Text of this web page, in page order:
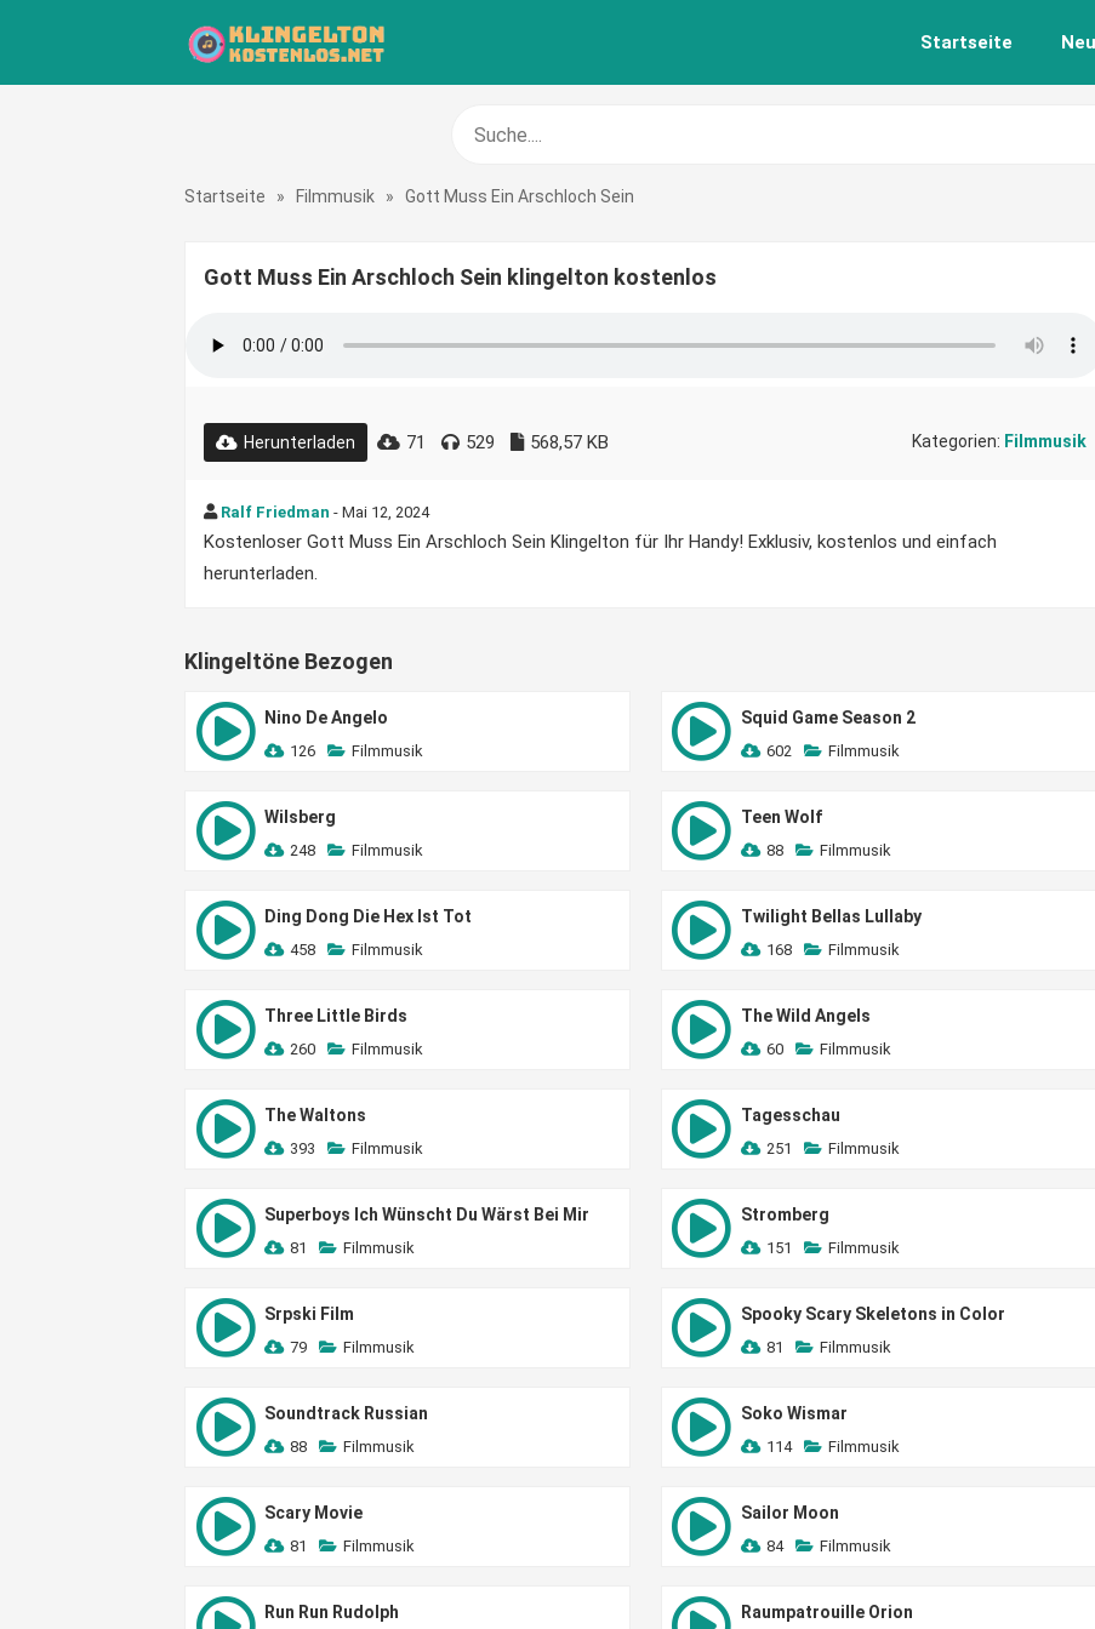
Startseite
Startseite » Filmmusik » Gott Muss Ein Arschloch Sein
Gott Muss Ein Arschloch Sein klingelton kostenlos
Herunterladen 71 529 568,57 KB Kategorien: Filmmusik
Ralf Friedman - Mai 12, 2024
Kostenloser Gott Muss Ein Arschloch Sein Klingelton für Ihr Handy! Exklusiv, kostenlos und einfach
herunterladen.
Klingeltöne Bezogen
Nino De Angelo
126 Filmmusik
Squid Game Season 2
602 Filmmusik
Wilsberg
248 Filmmusik
Teen Wolf
88 Filmmusik
Ding Dong Die Hex Ist Tot
458 Filmmusik
Twilight Bellas Lullaby
168 Filmmusik
Three Little Birds
260 Filmmusik
The Wild Angels
60 Filmmusik
The Waltons
393 Filmmusik
Tagesschau
251 Filmmusik
Superboys Ich Wünscht Du Wärst Bei Mir
81 Filmmusik
Stromberg
151 Filmmusik
Srpski Film
79 Filmmusik
Spooky Scary Skeletons in Color
81 Filmmusik
Soundtrack Russian
88 Filmmusik
Soko Wismar
114 Filmmusik
Scary Movie
81 Filmmusik
Sailor Moon
84 Filmmusik
Run Run Rudolph Raumpatrouille Orion